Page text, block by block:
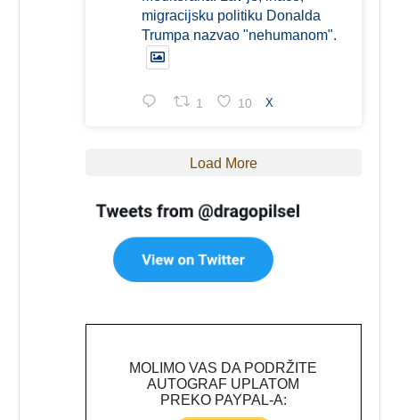
migracijsku politiku Donalda
Trumpa nazvao "nehumanom".
1 10 X
Load More
MOLIMO VAS DA PODRŽITE
AUTOGRAF UPLATOM
PREKO PAYPAL-A: